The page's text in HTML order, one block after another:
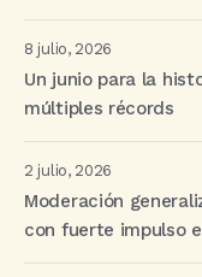
8 julio, 2026
Un junio para la
múltiples récords
2 julio, 2026
Moderación
con fuerte impulso